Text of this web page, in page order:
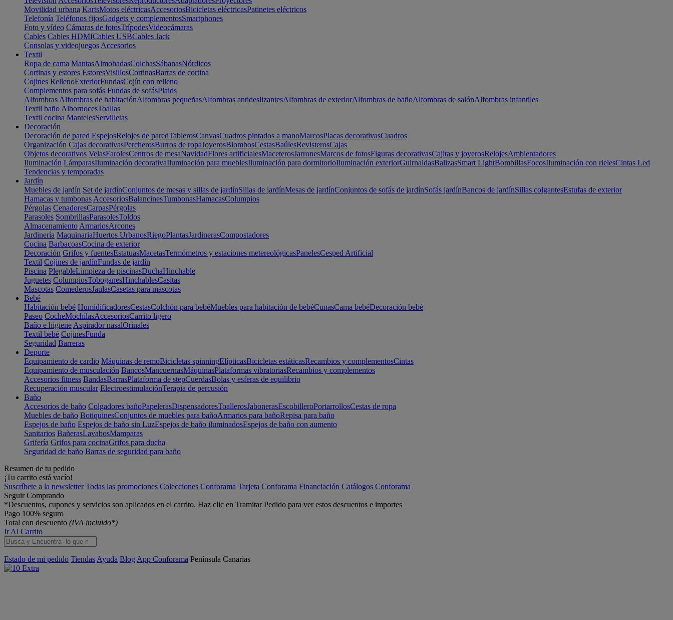
Movilidad urbana KartsMotos eléctricasAccesoriosBicicletas eléctricasPatinetes eléctricos
Telefonía Teléfonos fijosGadgets y complementosSmartphones
Foto y vídeo Cámaras de fotosTrípodesVideocámaras
Cables Cables HDMICables USBCables Jack
Consolas y videojuegos Accesorios
Textil
Ropa de cama MantasAlmohadasColchasSábanasNórdicos
Cortinas y estores EstoresVisillosCortinasBarras de cortina
Cojines RellenoExteriorFundasCojín con relleno
Complementos para sofás Fundas de sofásPlaids
Alfombras Alfombras de habitaciónAlfombras pequeñasAlfombras antideslizantesAlfombras de exteriorAlfombras de bañoAlfombras de salónAlfombras infantiles
Textil baño AlbornocesToallas
Textil cocina MantelesServilletas
Decoración
Decoración de pared EspejosRelojes de paredTablerosCanvasCuadros pintados a manoMarcosPlacas decorativasCuadros
Organización Cajas decorativasPercherosBurros de ropaJoyerosBiombosCestasBaúlesRevisterosCajas
Objetos decorativos VelasFarolesCentros de mesaNavidadFlores artificialesMaceterosJarronesMarcos de fotosFiguras decorativasCajitas y joyerosRelojesAmbientadores
Iluminación LámparasIluminación decorativaIluminación para mueblesIluminación para dormitorioIluminación exteriorGuirnaldasBalizasSmart LightBombillasFocosIluminación con rielesCintas Led
Tendencias y temporadas
Jardín
Muebles de jardín Set de jardínConjuntos de mesas y sillas de jardínSillas de jardínMesas de jardínConjuntos de sofás de jardínSofás jardínBancos de jardínSillas colgantesEstufas de exterior
Hamacas y tumbonas AccesoriosBalancinesTumbonasHamacasColumpios
Pérgolas CenadoresCarpasPérgolas
Parasoles SombrillasParasolesToldos
Almacenamiento ArmariosArcones
Jardinería MaquinariaHuertos UrbanosRiegoPlantasJardinerasCompostadores
Cocina BarbacoasCocina de exterior
Decoración Grifos y fuentesEstatuasMacetasTermómetros y estaciones metereológicasPanelesCesped Artificial
Textil Cojines de jardínFundas de jardín
Piscina PlegableLimpieza de piscinasDuchaHinchable
Juguetes ColumpiosToboganesHinchablesCasitas
Mascotas ComederosJaulasCasetas para mascotas
Bebé
Habitación bebé HumidificadoresCestasColchón para bebéMuebles para habitación de bebéCunasCama bebéDecoración bebé
Paseo CocheMochilasAccesoriosCarrito ligero
Baño e higiene Aspirador nasalOrinales
Textil bebé CojinesFunda
Seguridad Barreras
Deporte
Equipamiento de cardio Máquinas de remoBicicletas spinningElípticasBicicletas estáticasRecambios y complementosCintas
Equipamiento de musculación BancosMancuernasMáquinasPlataformas vibratoriasRecambios y complementos
Accesorios fitness BandasBarrasPlataforma de stepCuerdasBolas y esferas de equilibrio
Recuperación muscular ElectroestimulaciónTerapia de percusión
Baño
Accesorios de baño Colgadores bañoPapelerasDispensadoresToallerosJabonerasEscobilleroPortarrollosCestas de ropa
Muebles de baño BotiquinesConjuntos de muebles para bañoArmarios para bañoRepisa para baño
Espejos de baño Espejos de baño sin LuzEspejos de baño iluminadosEspejos de baño con aumento
Sanitarios BañerasLavabosMamparas
Grifería Grifos para cocinaGrifos para ducha
Seguridad de baño Barras de seguridad para baño
Resumen de tu pedido
¡Tu carrito está vacío!
Suscríbete a la newsletter Todas las promociones Colecciones Conforama Tarjeta Conforama Financiación Catálogos Conforama
Seguir Comprando
*Descuentos, cupones y servicios son aplicados en el carrito. Haz clic en Tramitar Pedido para ver estos descuentos e importes
Pago 100% seguro
Total con descuento (IVA incluido*)
Ir Al Carrito
Estado de mi pedido Tiendas Ayuda Blog App Conforama Península Canarias